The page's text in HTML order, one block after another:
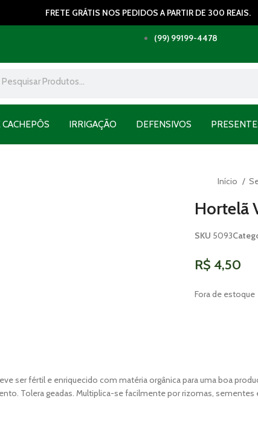
FRETE GRÁTIS NOS PEDIDOS A PARTIR DE 300 REAIS.
(99) 99199-4478
CACHEPÔS IRRIGAÇÃO DEFENSIVOS
Início
Hortelã
SKU 5093
R$ 4,50
Fora de estoque
ser fértil e enriquecido com matéria orgânica para uma boa
Tolera geadas. Multiplica-se facilmente por rizomas, sementes